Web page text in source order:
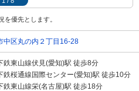
を優先とします。
中区丸の内２丁目16-28
鉄東山線伏見(愛知)駅 徒歩8分
鉄桜通線国際センター(愛知)駅 徒歩10分
鉄東山線栄(名古屋)駅 徒歩18分